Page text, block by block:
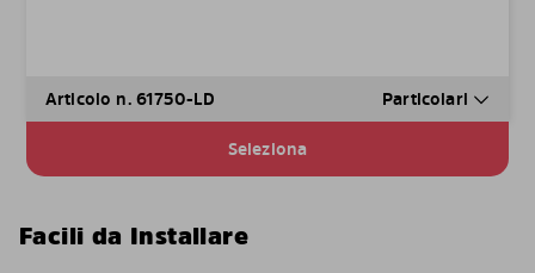
Articolo n. 61750-LD Particolari
Seleziona
Facili da Installare